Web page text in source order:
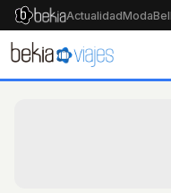
ActualidadModa